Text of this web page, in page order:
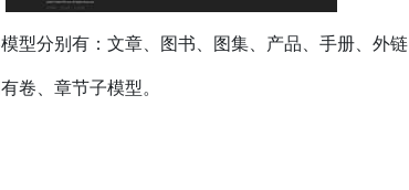
型分别有：文章、图书、图集、产品、手册、外链
卷、章节子模型。